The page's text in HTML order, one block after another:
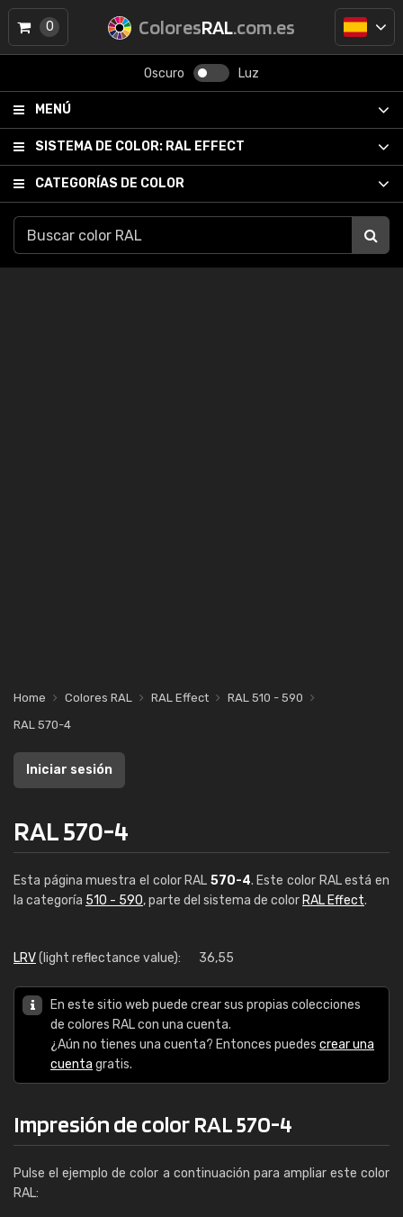
ColoresRAL.com.es
Oscuro Luz
MENÚ
SISTEMA DE COLOR: RAL EFFECT
CATEGORÍAS DE COLOR
0
Home Colores RAL RAL Effect
RAL 510 - 590
RAL 570-4
Iniciar sesión
RAL 570-4
Esta página muestra el color RAL 570-4. Este color RAL está en
la categoría 510 - 590, parte del sistema de color RAL Effect.
LRV(light reflectance value): 36,55
En este sitio web puede crear sus propias colecciones
de colores RAL con una cuenta.
¿Aún no tienes una cuenta? Entonces puedes crear una
cuenta gratis.
Impresión de color RAL 570-4
Pulse el ejemplo de color a continuación para ampliar este color
RAL: